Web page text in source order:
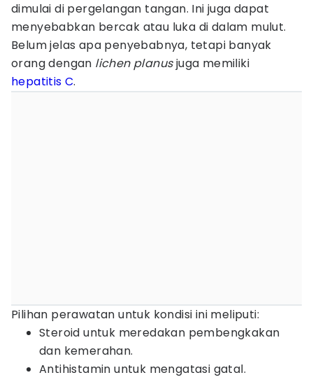
dimulai di pergelangan tangan. Ini juga dapat
menyebabkan bercak atau luka di dalam mulut.
Belum jelas apa penyebabnya, tetapi banyak
orang dengan lichen planusjuga memiliki
hepatitis C.
Pilihan perawatan untuk kondisi ini meliputi:
Steroid untuk meredakan pembengkakan
dan kemerahan.
Antihistamin untuk mengatasi gatal.